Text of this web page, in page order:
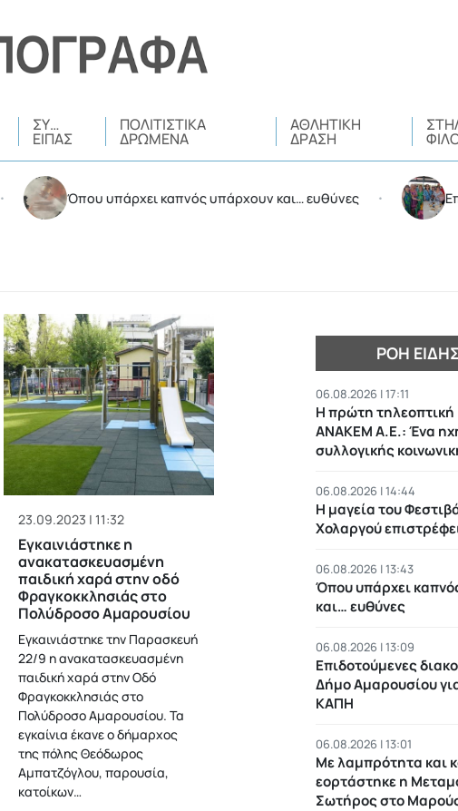
ΣΥ…
ΕΊΠΑΣ
ΠΟΛΙΤΙΣΤΙΚΆ
ΔΡΏΜΕΝΑ
ΑΘΛΗΤΙΚΉ
ΔΡΆΣΗ
Όπου υπάρχει καπνός υπάρχουν και… ευθύνες •
23.09.2023 | 11:32
Εγκαινιάστηκε η
ανακατασκευασμένη
παιδική χαρά στην οδό
Φραγκοκκλησιάς στο
Πολύδροσο Αμαρουσίου
Εγκαινιάστηκε την Παρασκευή
22/9 η ανακατασκευασμένη
παιδική χαρά στην Οδό
Φραγκοκκλησιάς στο
Πολύδροσο Αμαρουσίου. Τα
εγκαίνια έκανε ο δήμαρχος
της πόλης Θεόδωρος
Αμπατζόγλου, παρουσία,
κατοίκων…
ΡΟΉ
06.08.2026 | 17:11
Η πρώτη τηλεοπτική
ΑΝΑΚΕΜ Α.Ε.: Ένα
συλλογικής
06.08.2026 | 14:44
Η μαγεία του
Χολαργού
06.08.2026 | 13:43
Όπου υπάρχει
και… ευθύνες
06.08.2026 | 13:09
Επιδοτούμενες
Δήμο Αμαρουσίου
ΚΑΠΗ
06.08.2026 | 13:01
Με λαμπρότητα και
εορτάστηκε η
Σωτήρος στο